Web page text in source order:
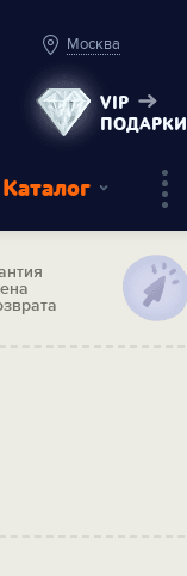
Москва
VIP
ПОДАРКИ
Каталог